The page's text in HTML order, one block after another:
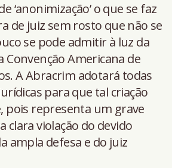
‘anonimização’ o que se faz
de juiz sem rosto que não se
se pode admitir à luz da
Convenção Americana de
A Abracrim adotará todas
para que tal criação
pois representa um grave
clara violação do devido
ampla defesa e do juiz